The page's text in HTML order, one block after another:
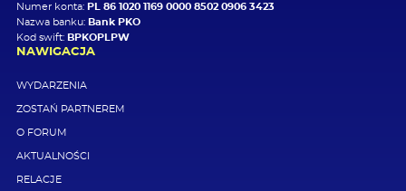
Numer konta: PL 86 1020 1169 0000 8502 0906 3423
Nazwa banku: Bank PKO
Kod swift: BPKOPLPW
NAWIGACJA
WYDARZENIA
ZOSTAŃ PARTNEREM
O FORUM
AKTUALNOŚCI
RELACJE